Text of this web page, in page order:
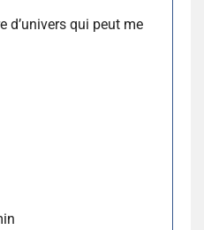
d’univers qui peut me